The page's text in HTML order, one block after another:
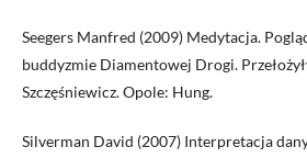
Seegers Manfred (2009) Medytacja.
buddyzmie Diamentowej Drogi.
Szczęśniewicz. Opole: Hung.
Silverman David (2007) Interpretacja